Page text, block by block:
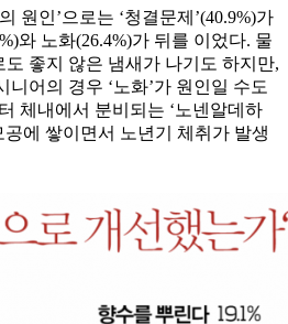
원인’으로는 ‘청결문제’(40.9%)가
와 노화(26.4%)가 뒤를 이었다. 물
좋지 않은 냄새가 나기도 하지만,
어의 경우 ‘노화’가 원인일 수도
체내에서 분비되는 ‘노넨알데하
공에 쌓이면서 노년기 체취가 발생